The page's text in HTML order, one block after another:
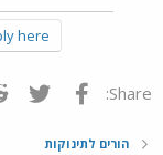
here.
Share: פייסבוק
הורים לתינוקות